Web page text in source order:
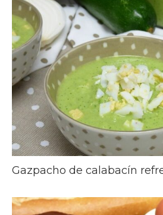
Gazpacho de calabacín